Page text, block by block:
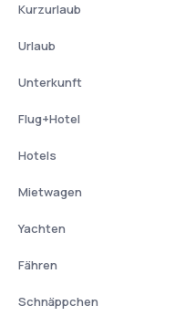
Kurzurlaub
Urlaub
Unterkunft
Flug+Hotel
Hotels
Mietwagen
Yachten
Fähren
Schnäppchen